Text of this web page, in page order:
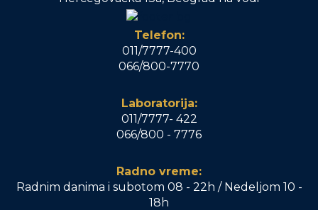
Telefon:
011/7777-400
066/800-7770
Laboratorija:
011/7777- 422
066/800 - 7776
Radno vreme:
Radnim danima i subotom 08 - 22h / Nedeljom 10 -
18h